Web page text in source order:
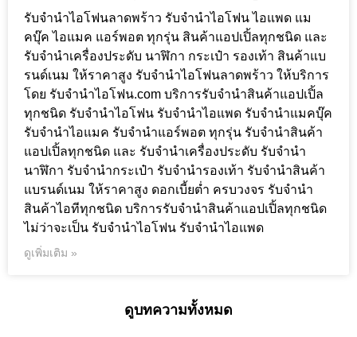
รับจำนำไอโฟนลาดพร้าว รับจำนำไอโฟน ไอแพด แม
คบุ๊ค ไอแมค แอร์พอต ทุกรุ่น สินค้าแอปเปิ้ลทุกชนิด และ
รับจำนำเครื่องประดับ นาฬิกา กระเป๋า รองเท้า สินค้าแบ
รนด์เนม ให้ราคาสูง รับจำนำไอโฟนลาดพร้าว ให้บริการ
โดย รับจํานําไอโฟน.com บริการรับจำนำสินค้าแอปเปิ้ล
ทุกชนิด รับจำนำไอโฟน รับจำนำไอแพด รับจำนำแมคบุ๊ค
รับจำนำไอแมค รับจำนำแอร์พอต ทุกรุ่น รับจำนำสินค้า
แอปเปิ้ลทุกชนิด และ รับจำนำเครื่องประดับ รับจำนำ
นาฬิกา รับจำนำกระเป๋า รับจำนำรองเท้า รับจำนำสินค้า
แบรนด์เนม ให้ราคาสูง ดอกเบี้ยต่ำ ครบวงจร รับจำนำ
สินค้าไอทีทุกชนิด บริการรับจำนำสินค้าแอปเปิ้ลทุกชนิด
ไม่ว่าจะเป็น รับจำนำไอโฟน รับจำนำไอแพด
ดูเพิ่มเติม »
ดูบทความทั้งหมด